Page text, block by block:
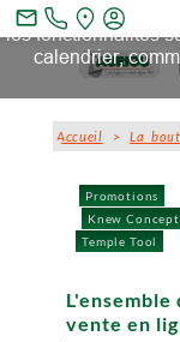
Promotions
Knew
Temple Tool
Accueil >La
vente en
mail_outline
Ce site et des sites
les fonctionnalités
calendrier,